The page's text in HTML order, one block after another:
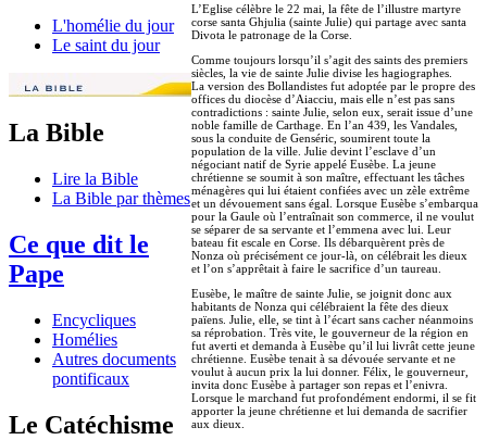
L'homélie du jour
Le saint du jour
La Bible
Lire la Bible
La Bible par thèmes
Ce que dit le
Pape
Encycliques
Homélies
Autres documents
pontificaux
Le Catéchisme
L’Eglise célèbre le 22 mai, la fête de l’illustre martyre
corse santa Ghjulia (sainte Julie) qui partage avec santa
Divota le patronage de la Corse.
Comme toujours lorsqu’il s’agit des saints des premiers
siècles, la vie de sainte Julie divise les hagiographes.
La version des Bollandistes fut adoptée par le propre des
offices du diocèse d’Aiacciu, mais elle n’est pas sans
contradictions : sainte Julie, selon eux, serait issue d’une
noble famille de Carthage. En l’an 439, les Vandales,
sous la conduite de Genséric, soumirent toute la
population de la ville. Julie devint l’esclave d’un
négociant natif de Syrie appelé Eusèbe. La jeune
chrétienne se soumit à son maître, effectuant les tâches
ménagères qui lui étaient confiées avec un zèle extrême
et un dévouement sans égal. Lorsque Eusèbe s’embarqua
pour la Gaule où l’entraînait son commerce, il ne voulut
se séparer de sa servante et l’emmena avec lui. Leur
bateau fit escale en Corse. Ils débarquèrent près de
Nonza où précisément ce jour-là, on célébrait les dieux
et l’on s’apprêtait à faire le sacrifice d’un taureau.
Eusèbe, le maître de sainte Julie, se joignit donc aux
habitants de Nonza qui célébraient la fête des dieux
païens. Julie, elle, se tint à l’écart sans cacher néanmoins
sa réprobation. Très vite, le gouverneur de la région en
fut averti et demanda à Eusèbe qu’il lui livrât cette jeune
chrétienne. Eusèbe tenait à sa dévouée servante et ne
voulut à aucun prix la lui donner. Félix, le gouverneur,
invita donc Eusèbe à partager son repas et l’enivra.
Lorsque le marchand fut profondément endormi, il se fit
apporter la jeune chrétienne et lui demanda de sacrifier
aux dieux.